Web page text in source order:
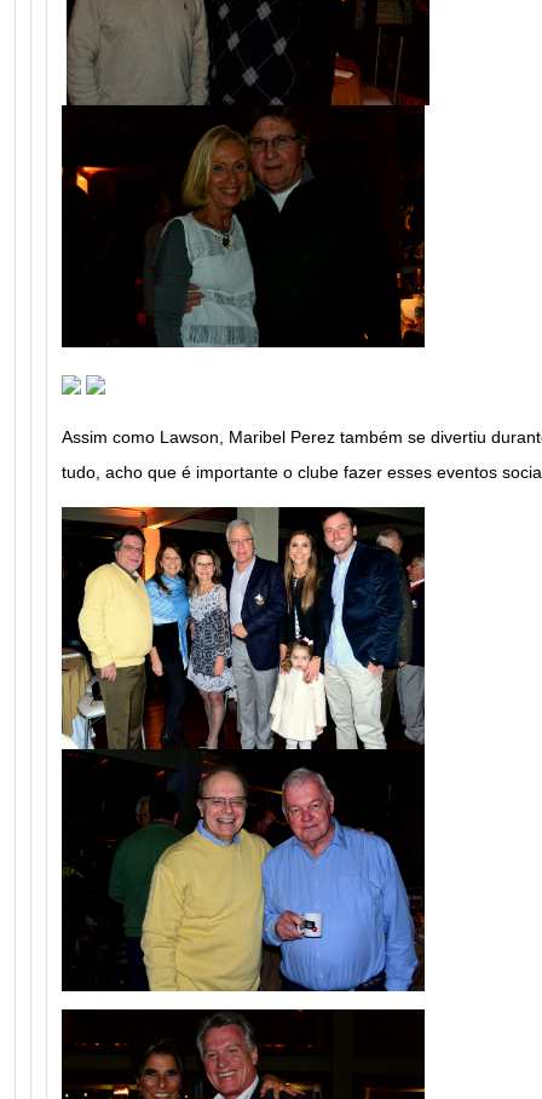
Assim como Lawson, Maribel Perez também se divertiu
tudo, acho que é importante o clube fazer esses eventos